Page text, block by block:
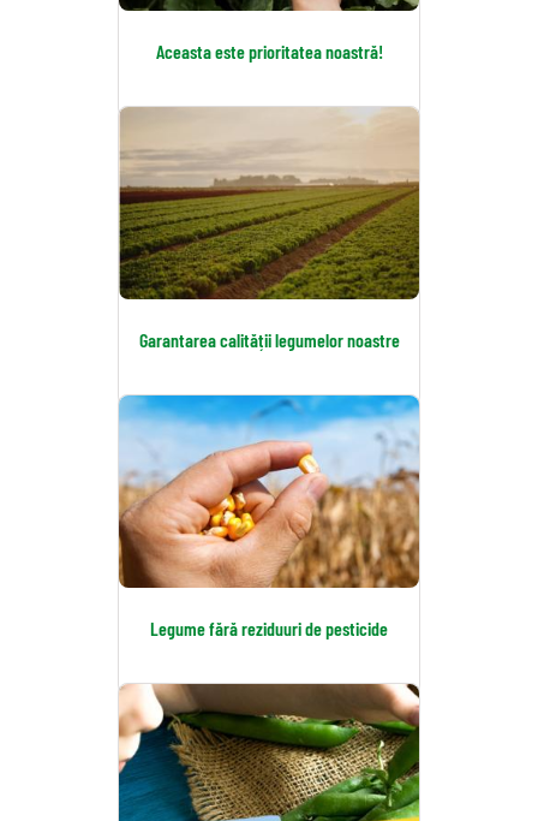
Aceasta este prioritatea noastră!
Garantarea calității legumelor noastre
Legume fără reziduuri de pesticide